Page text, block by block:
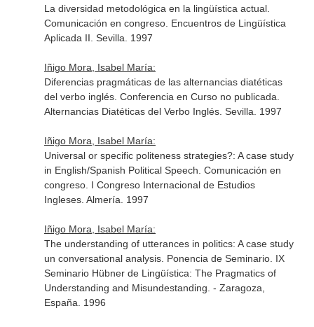
La diversidad metodológica en la lingüística actual.
Comunicación en congreso. Encuentros de Lingüística
Aplicada II. Sevilla. 1997
Iñigo Mora, Isabel María:
Diferencias pragmáticas de las alternancias diatéticas
del verbo inglés. Conferencia en Curso no publicada.
Alternancias Diatéticas del Verbo Inglés. Sevilla. 1997
Iñigo Mora, Isabel María:
Universal or specific politeness strategies?: A case study
in English/Spanish Political Speech. Comunicación en
congreso. I Congreso Internacional de Estudios
Ingleses. Almería. 1997
Iñigo Mora, Isabel María:
The understanding of utterances in politics: A case study
un conversational analysis. Ponencia de Seminario. IX
Seminario Hübner de Lingüística: The Pragmatics of
Understanding and Misundestanding. - Zaragoza,
España. 1996